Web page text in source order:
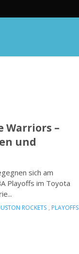
Warriors –
und
sich am
Playoffs im Toyota
ROCKETS , PLAYOFFS